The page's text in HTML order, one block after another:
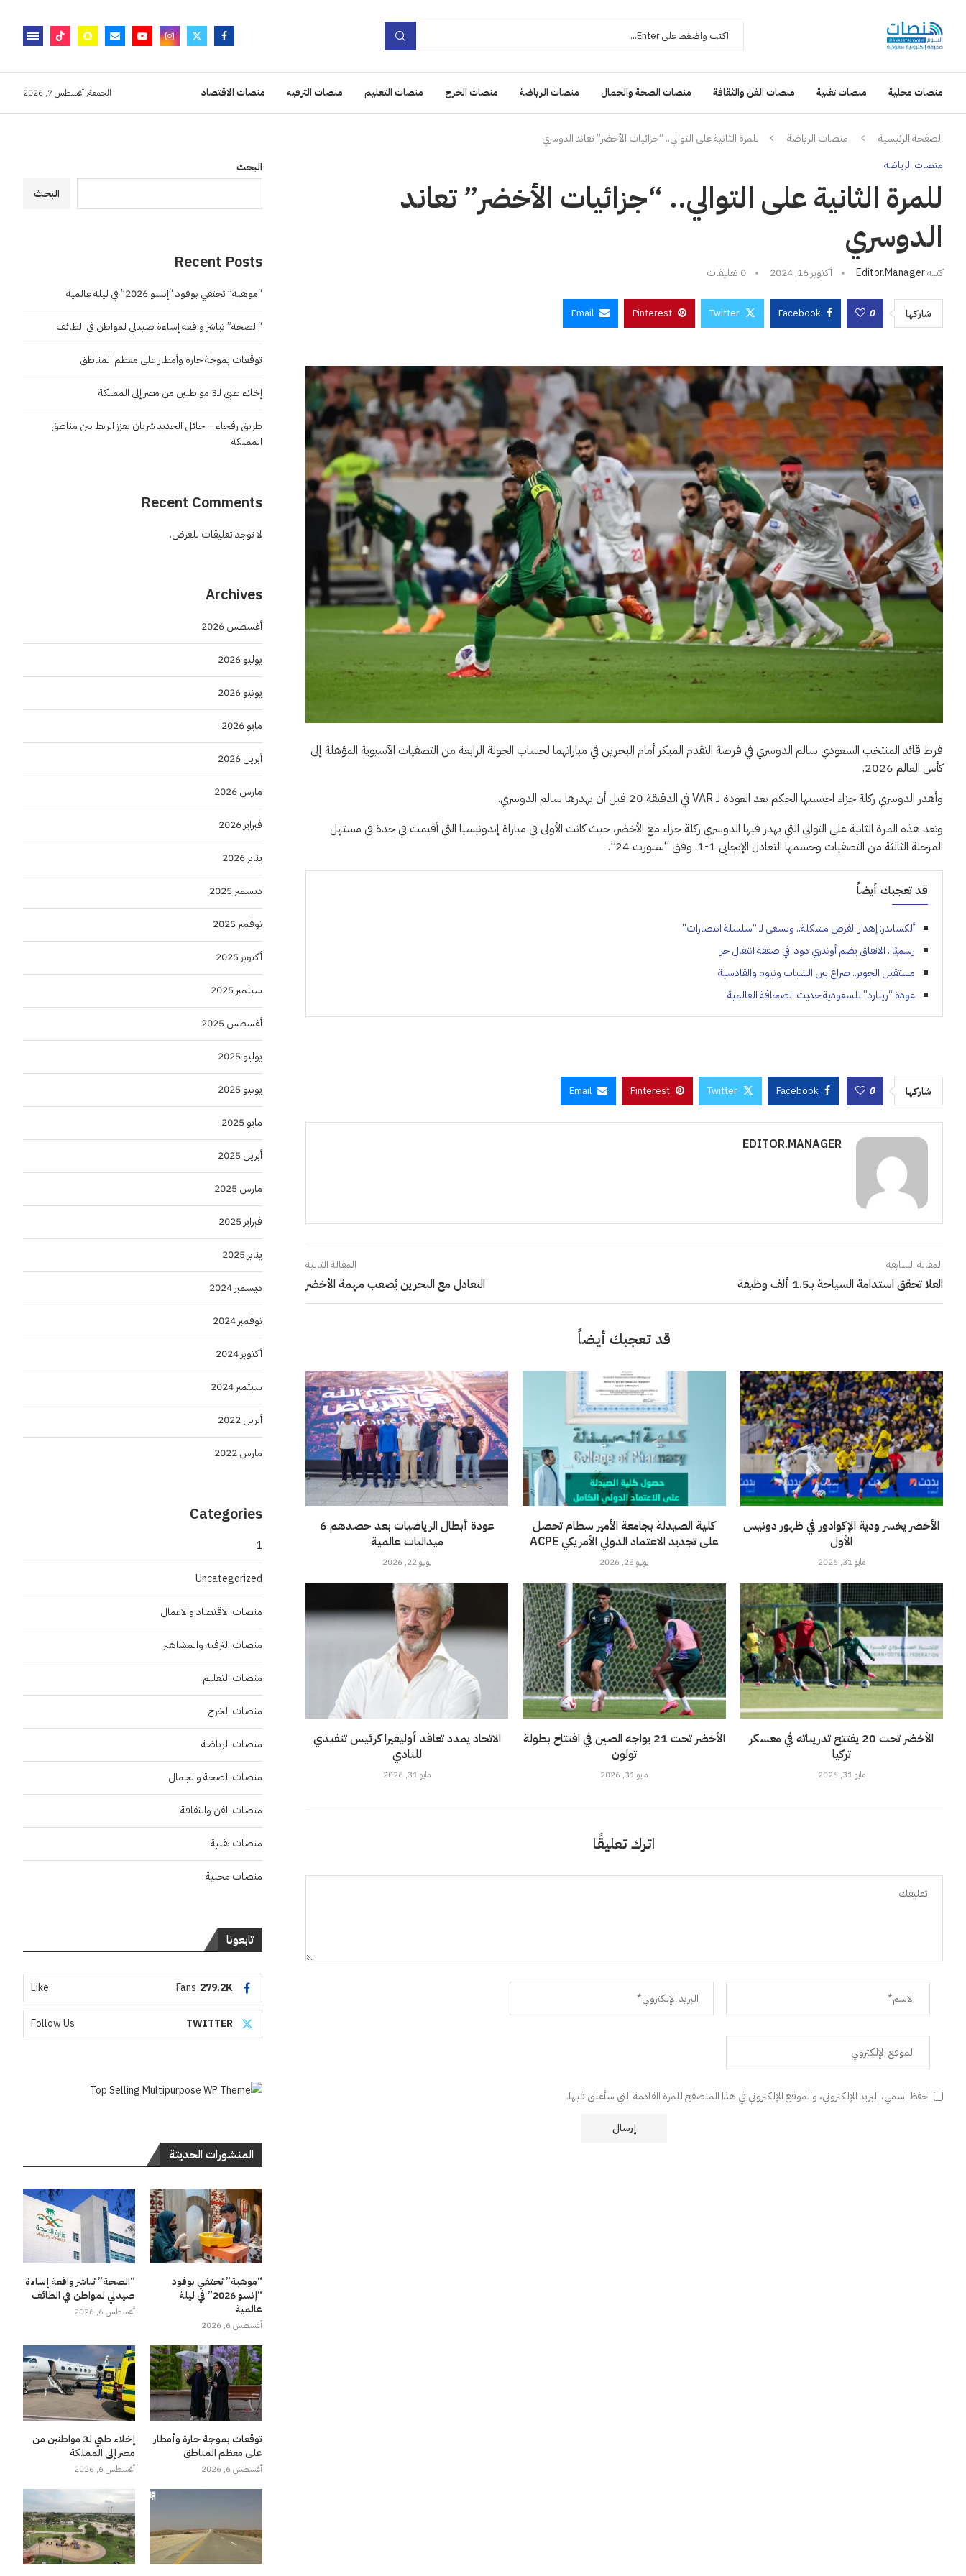
منصات محلية منصات تقنية منصات الفن والثقافة منصات الصحة والجمال منصات الرياضة منصات الخرج منصات التعليم منصات الترفيه منصات الاقتصاد الجمعة, أغسطس 7, 2026
الصفحة الرئيسية منصات الرياضة للمرة الثانية على التوالي.. “جزائيات الأخضر” تعاند الدوسري
منصات الرياضة
للمرة الثانية على التوالي.. “جزائيات الأخضر” تعاند
الدوسري
كتبهEditor.manager أكتوبر 16, 2024 0 تعليقات
شاركها 0
Facebook
Twitter
Pinterest
Email
فرط قائد المنتخب السعودي سالم الدوسري في فرصة التقدم المبكر أمام البحرين في مباراتهما لحساب الجولة الرابعة من التصفيات الآسيوية المؤهلة إلى
كأس العالم 2026.
وأهدر الدوسري ركلة جزاء احتسبها الحكم بعد العودة لـ VAR في الدقيقة 20 قبل أن يهدرها سالم الدوسري.
وتعد هذه المرة الثانية على التوالي التي يهدر فيها الدوسري ركلة جزاء مع الأخضر، حيث كانت الأولى في مباراة إندونيسيا التي أقيمت في جدة في مستهل
المرحلة الثالثة من التصفيات وحسمها التعادل الإيجابي 1-1. وفق “سبورت 24”.
قد تعجبك أيضاً
ألكساندر: إهدار الفرص مشكلة.. ونسعى لـ “سلسلة انتصارات”
رسميًا.. الاتفاق يضم أوندري دودا في صفقة انتقال حر
مستقبل الجوير.. صراع بين الشباب ونيوم والقادسية
عودة “رينارد” للسعودية حديث الصحافة العالمية
شاركها 0
Facebook
Twitter
Pinterest
Email
EDITOR.MANAGER
المقالة السابقة
العلا تحقق استدامة السياحة بـ1.5 ألف وظيفة
المقالة التالية
التعادل مع البحرين يُصعب مهمة الأخضر
قد تعجبك أيضاً
عودة أبطال الرياضيات بعد حصدهم 6
ميداليات عالمية
يوليو 22, 2026
كلية الصيدلة بجامعة الأمير سطام تحصل
على تجديد الاعتماد الدولي الأمريكي ACPE
يونيو 25, 2026
الأخضر يخسر ودية الإكوادور في ظهور دونيس
الأول
مايو 31, 2026
الاتحاد يمدد تعاقد أوليفيرا كرئيس تنفيذي
للنادي
مايو 31, 2026
الأخضر تحت 21 يواجه الصين في افتتاح بطولة
تولون
مايو 31, 2026
الأخضر تحت 20 يفتتح تدريباته في معسكر
تركيا
مايو 31, 2026
اترك تعليقًا
احفظ اسمي، البريد الإلكتروني، والموقع الإلكتروني في هذا المتصفح للمرة القادمة التي سأعلق فيها.
البحث
البحث
Recent Posts
“موهبة” تحتفي بوفود “إنسو 2026” في ليلة عالمية
“الصحة” تباشر واقعة إساءة صيدلي لمواطن في الطائف
توقعات بموجة حارة وأمطار على معظم المناطق
إخلاء طبي لـ3 مواطنين من مصر إلى المملكة
طريق رفحاء – حائل الجديد شريان يعزز الربط بين مناطق
المملكة
Recent Comments
لا توجد تعليقات للعرض.
Archives
أغسطس 2026
يوليو 2026
يونيو 2026
مايو 2026
أبريل 2026
مارس 2026
فبراير 2026
يناير 2026
ديسمبر 2025
نوفمبر 2025
أكتوبر 2025
سبتمبر 2025
أغسطس 2025
يوليو 2025
يونيو 2025
مايو 2025
أبريل 2025
مارس 2025
فبراير 2025
يناير 2025
ديسمبر 2024
نوفمبر 2024
أكتوبر 2024
سبتمبر 2024
أبريل 2022
مارس 2022
Categories
1
Uncategorized
منصات الاقتصاد والاعمال
منصات الترفيه والمشاهير
منصات التعليم
منصات الخرج
منصات الرياضة
منصات الصحة والجمال
منصات الفن والثقافة
منصات تقنية
منصات محلية
تابعونا
279.2K
Fans
Like
TWITTER
Follow Us
المنشورات الحديثة
“موهبة” تحتفي بوفود
“إنسو 2026” في ليلة
عالمية
أغسطس 6, 2026
“الصحة” تباشر واقعة إساءة
صيدلي لمواطن في الطائف
أغسطس 6, 2026
توقعات بموجة حارة وأمطار
على معظم المناطق
أغسطس 6, 2026
إخلاء طبي لـ3 مواطنين من
مصر إلى المملكة
أغسطس 6, 2026